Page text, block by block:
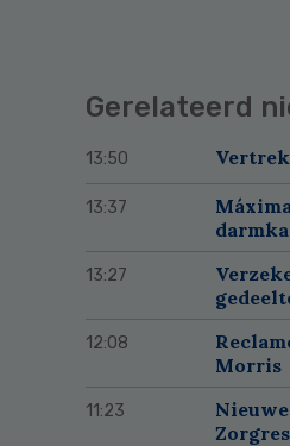
Gerelateerd
13:50
13:37
13:27
12:08
Morris
11:23